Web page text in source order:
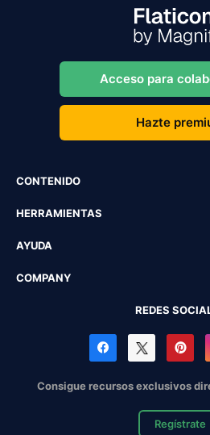
Acceso para
Hazte
CONTENIDO
HERRAMIENTAS
AYUDA
COMPANY
REDES
Consigue recursos exclusivos
Regístrate